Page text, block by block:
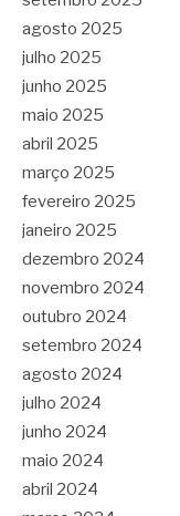
agosto 2025
julho 2025
junho 2025
maio 2025
abril 2025
março 2025
fevereiro 2025
janeiro 2025
dezembro 2024
novembro 2024
outubro 2024
setembro 2024
agosto 2024
julho 2024
junho 2024
maio 2024
abril 2024